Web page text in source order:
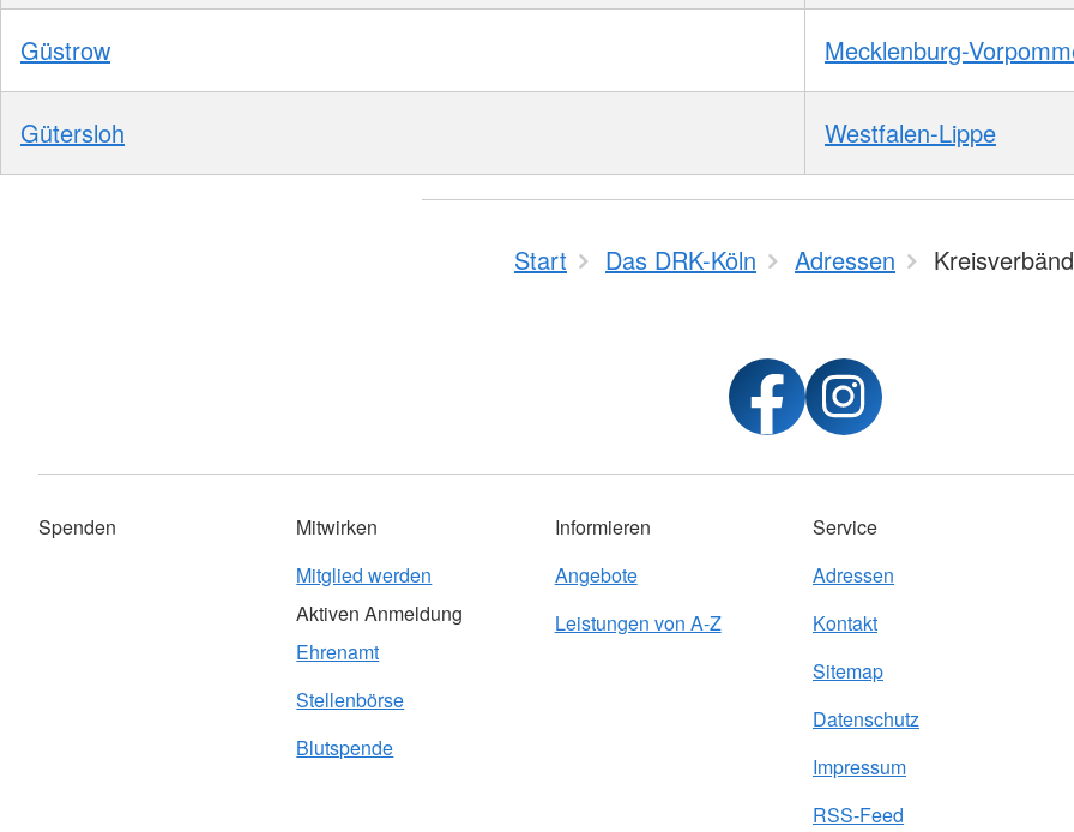
Güstrow Mecklenburg-
Gütersloh Westfalen-Lippe
Start Das DRK-Köln Adressen
Spenden
Mitwirken
Mitglied werden
Aktiven Anmeldung
Ehrenamt
Stellenbörse
Blutspende
Informieren
Angebote
Leistungen von A-Z
Service
Adressen
Kontakt
Sitemap
Datenschutz
Impressum
RSS-Feed